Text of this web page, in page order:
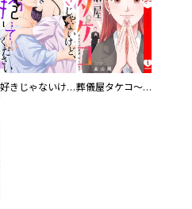
好きじゃないけど、抱いてください【電子単行本版／特典おまけ付き】 葬儀屋タケコ～あなたの最期、叶えます【電子単行本版】